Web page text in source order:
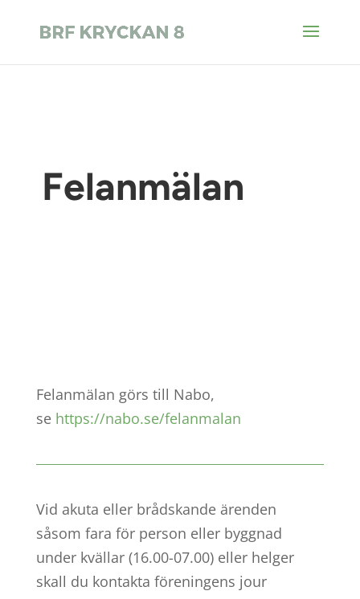
Felanmälan
Felanmälan görs till Nabo,
se https://nabo.se/felanmalan
Vid akuta eller brådskande ärenden
såsom fara för person eller byggnad
under kvällar (16.00-07.00) eller helger
skall du kontakta föreningens jour